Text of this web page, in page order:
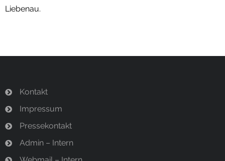
Liebenau.
Kontakt
Impressum
Pressekontakt
Admin – Intern